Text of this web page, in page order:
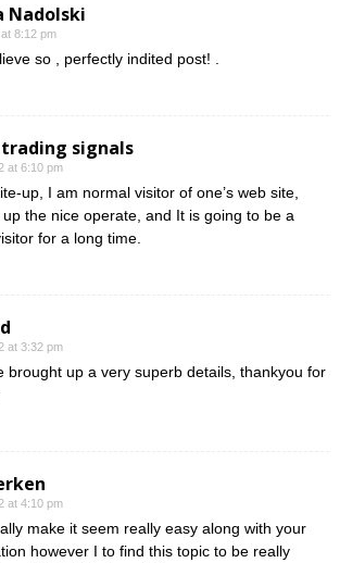
Nadolski
8:12 pm
so , perfectly indited post! .
signals
at 6:10 pm
up, I am normal visitor of one’s web site,
up the nice operate, and It is going to be a
for a long time.
at 3:32 pm
brought up a very superb details, thankyou for
at 4:10 pm
make it seem really easy along with your
however I to find this topic to be really